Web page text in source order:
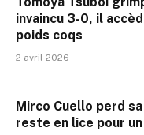
invaincu 3-0, il
poids coqs
2 avril 2026
Mirco Cuello perd
reste en lice pour